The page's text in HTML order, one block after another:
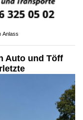
Anlass
Auto und Töff